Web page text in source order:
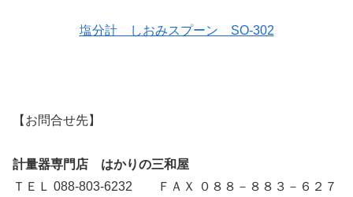
塩分計 しおみスプーン SO-302
【お問合せ先】
計量器専門店 はかりの三和屋
ＴＥＬ 088-803-6232 ＦＡＸ ０８８－８８３－６２７